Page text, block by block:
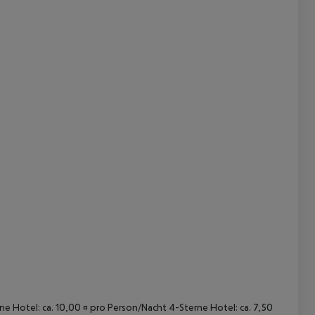
Hotel: ca. 10,00 ¤ pro Person/Nacht 4-Sterne Hotel: ca. 7,50